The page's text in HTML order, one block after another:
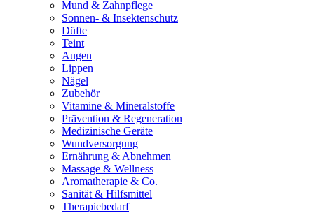
Mund & Zahnpflege
Sonnen- & Insektenschutz
Düfte
Teint
Augen
Lippen
Nägel
Zubehör
Vitamine & Mineralstoffe
Prävention & Regeneration
Medizinische Geräte
Wundversorgung
Ernährung & Abnehmen
Massage & Wellness
Aromatherapie & Co.
Sanität & Hilfsmittel
Therapiebedarf